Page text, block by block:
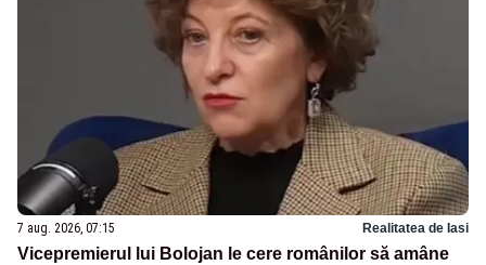
7 aug. 2026, 07:15 Realitatea de Iasi
Vicepremierul lui Bolojan le cere românilor să amâne